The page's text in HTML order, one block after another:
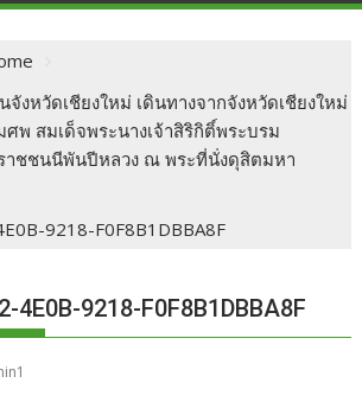
งหวัดเชียงใหม่ เดินทางจากจังหวัดเชียงใหม่
พ สมเด็จพระนางเจ้าสิริกิติ์พระบรม
าชชนนีพันปีหลวง ณ พระที่นั่งดุสิตมหา
9218-F0F8B1DBBA8F
4E0B-9218-F0F8B1DBBA8F